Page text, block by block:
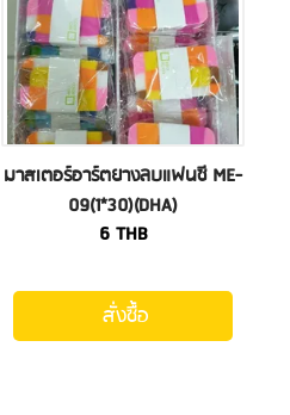
มาสเตอร์อาร์ตยางลบแฟนซี ME-
09(1*30)(DHA)
6THB
สั่งซื้อ